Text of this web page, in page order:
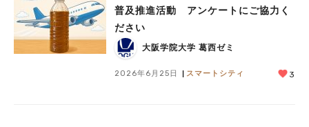
普及推進活動 アンケートにご協力く
ださい
大阪学院大学 葛西ゼミ
2026年6月25日 スマートシティ 3